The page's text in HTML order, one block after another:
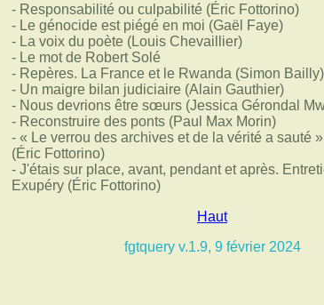
- Responsabilité ou culpabilité (Éric Fottorino)
- Le génocide est piégé en moi (Gaël Faye)
- La voix du poète (Louis Chevaillier)
- Le mot de Robert Solé
- Repères. La France et le Rwanda (Simon Bailly)
- Un maigre bilan judiciaire (Alain Gauthier)
- Nous devrions être sœurs (Jessica Gérondal
- Reconstruire des ponts (Paul Max Morin)
- « Le verrou des archives et de la vérité a sauté
(Éric Fottorino)
- J'étais sur place, avant, pendant et après.
Exupéry (Éric Fottorino)
Haut
fgtquery v.1.9, 9 février 2024